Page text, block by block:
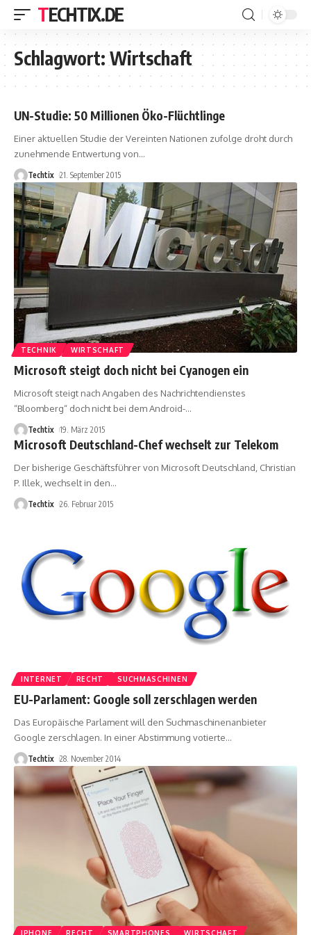
TECHTIX.DE
Schlagwort:Wirtschaft
UN-Studie: 50 Millionen Öko-Flüchtlinge
Einer aktuellen Studie der Vereinten Nationen zufolge droht durch
zunehmende Entwertung von…
Techtix 21. September 2015
TECHNIK WIRTSCHAFT
Microsoft steigt doch nicht bei Cyanogen ein
Microsoft steigt nach Angaben des Nachrichtendienstes
“Bloomberg“ doch nicht bei dem Android-…
Techtix 19. März 2015
Microsoft Deutschland-Chef wechselt zur Telekom
Der bisherige Geschäftsführer von Microsoft Deutschland, Christian
P. Illek, wechselt in den…
Techtix 26. Februar 2015
INTERNET RECHT SUCHMASCHINEN
EU-Parlament: Google soll zerschlagen werden
Das Europäische Parlament will den Suchmaschinenanbieter
Google zerschlagen. In einer Abstimmung votierte…
Techtix 28. November 2014
IPHONE RECHT SMARTPHONES WIRTSCHAFT